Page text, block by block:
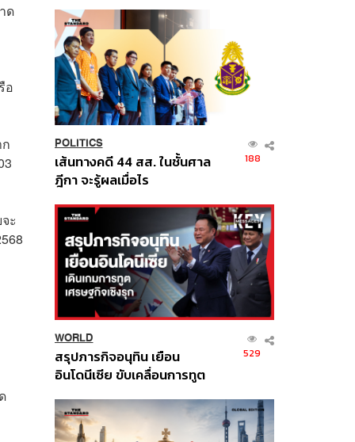
ด
อ
ะ
POLITICS
เส้นทางคดี 44 สส. ในชั้นศาล
ฎีกา จะรู้ผลเมื่อไร
188
WORLD
สรุปภารกิจอนุทิน เยือน
อินโดนีเซีย ขับเคลื่อนการทูต
ส่วนยุทธศาสตร์ไทย –
อินโดนีเซีย
529